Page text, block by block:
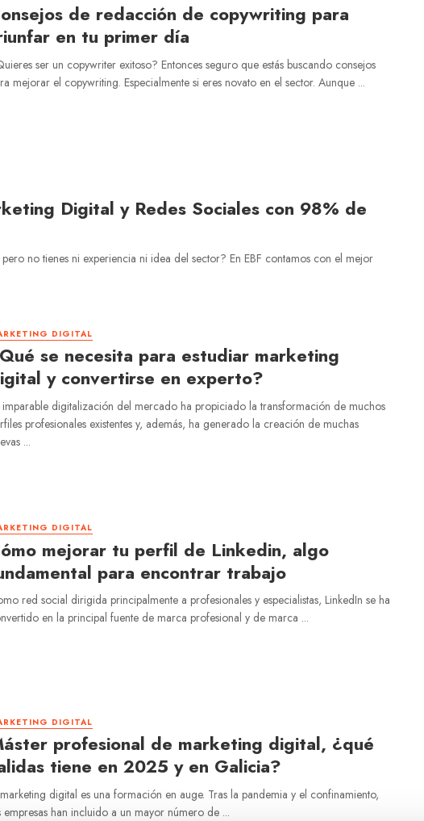
de redacción de copywriting para
en tu primer día
ser un copywriter exitoso? Entonces seguro que estás buscando consejos
mejorar el copywriting. Especialmente si eres novato en el sector. Aunque ...
Digital y Redes Sociales con 98% de
no tienes ni experiencia ni idea del sector? En EBF contamos con el mejor
DIGITAL
se necesita para estudiar marketing
y convertirse en experto?
imparable digitalización del mercado ha propiciado la transformación de muchos
profesionales existentes y, además, ha generado la creación de muchas
...
DIGITAL
mejorar tu perfil de Linkedin, algo
para encontrar trabajo
red social dirigida principalmente a profesionales y especialistas, LinkedIn se ha
en la principal fuente de marca profesional y de marca ...
DIGITAL
profesional de marketing digital, ¿qué
tiene en 2025 y en Galicia?
digital es una formación en auge. Tras la pandemia y el confinamiento,
empresas han incluido a un mayor número de ...